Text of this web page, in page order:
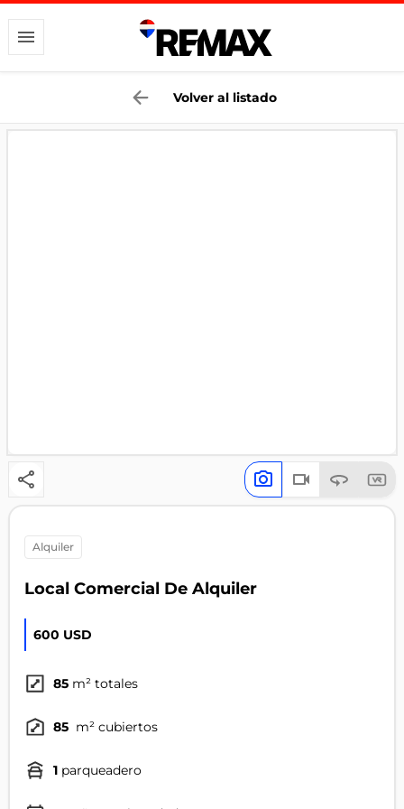
Volver al listado
alquiler
Local Comercial De Alquiler
600 USD
85 m² totales
85 m² cubiertos
1 parqueadero